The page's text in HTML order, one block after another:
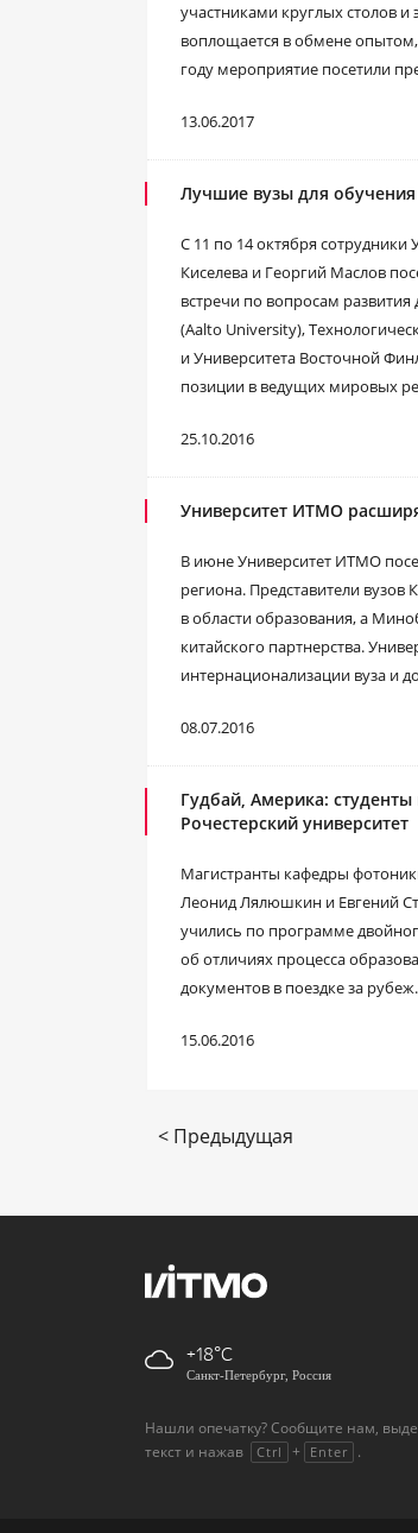
участниками круглых столов
воплощается в обмене
году мероприятие посетили
13.06.2017
Лучшие вузы для
С 11 по 14 октября
Киселева и Георгий Маслов
встречи по вопросам развития
(Aalto University),
и Университета Восточной
позиции в ведущих мировых
25.10.2016
Университет ИТМО
В июне Университет ИТМО
региона. Представители вузов
в области образования, а
китайского партнерства.
интернационализации вуза и
08.07.2016
Гудбай, Америка:
Рочестерский университет
Магистранты кафедры
Леонид Лялюшкин и Евгений
учились по программе
об отличиях процесса
документов в поездке за рубеж.
15.06.2016
< Предыдущая
+18
Санкт-Петербург, Россия
Нашли опечатку? Сообщите нам,
текст и нажав
Ctrl + Enter .